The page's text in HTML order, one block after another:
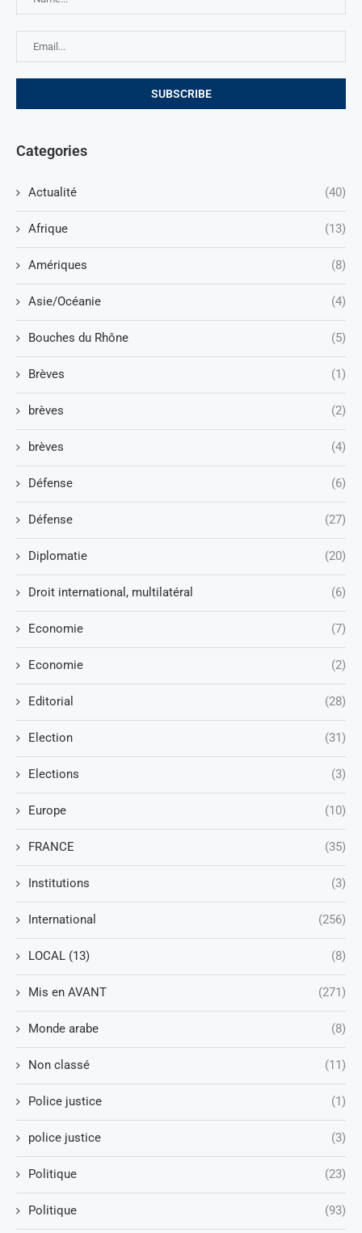
Categories
Actualité (40)
Afrique (13)
Amériques (8)
Asie/Océanie (4)
Bouches du Rhône (5)
Brèves (1)
brèves (2)
brèves (4)
Défense (6)
Défense (27)
Diplomatie (20)
Droit international, multilatéral (6)
Economie (7)
Economie (2)
Editorial (28)
Election (31)
Elections (3)
Europe (10)
FRANCE (35)
Institutions (3)
International (256)
LOCAL (13) (8)
Mis en AVANT (271)
Monde arabe (8)
Non classé (11)
Police justice (1)
police justice (3)
Politique (23)
Politique (93)